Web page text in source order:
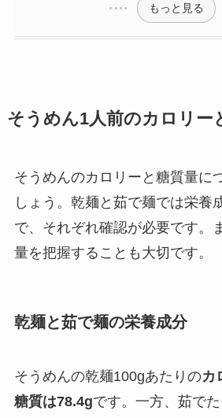
もっと見る
そうめん1人前のカロリー
そうめんのカロリーと糖質量に
しょう。乾麺と茹で麺では栄養
で、それぞれ確認が必要です。
量を把握することも大切です。
乾麺と茹で麺の栄養成分
そうめんの乾麺100gあたりのカ
糖質は78.4gです。一方、茹で